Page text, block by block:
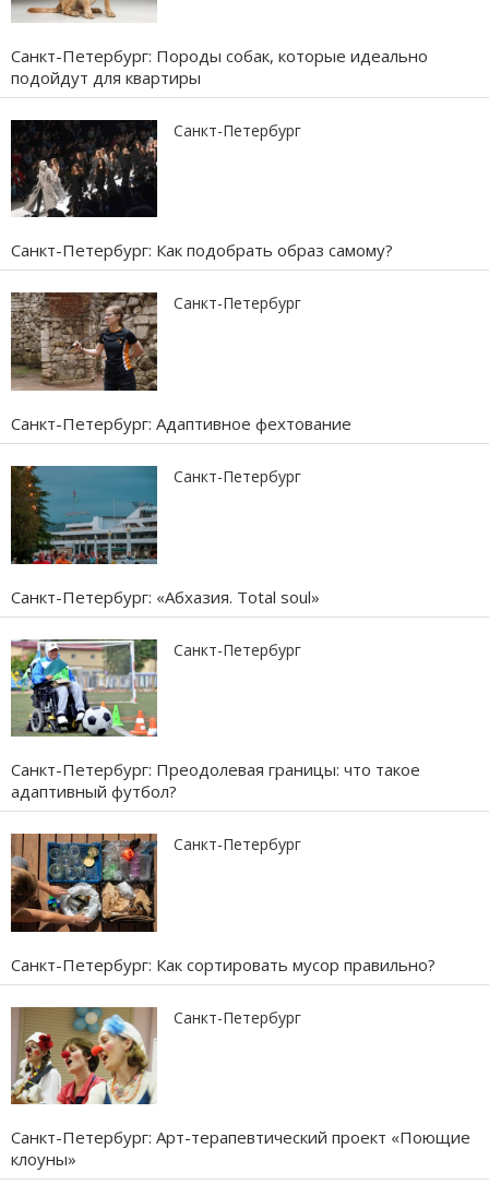
Санкт-Петербург: Породы собак, которые идеально
подойдут для квартиры
Санкт-Петербург
Санкт-Петербург: Как подобрать образ самому?
Санкт-Петербург
Санкт-Петербург: Адаптивное фехтование
Санкт-Петербург
Санкт-Петербург: «Абхазия. Total soul»
Санкт-Петербург
Санкт-Петербург: Преодолевая границы: что такое
адаптивный футбол?
Санкт-Петербург
Санкт-Петербург: Как сортировать мусор правильно?
Санкт-Петербург
Санкт-Петербург: Арт-терапевтический проект «Поющие
клоуны»